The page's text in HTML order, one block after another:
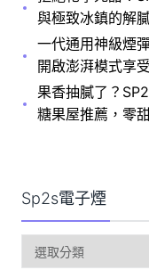
與極致冰鎮的解
一代通用神級煙
開啟澎湃模式享
果香抽膩了？
糖果屋推薦，零
Sp2s電子煙
sp2s
子